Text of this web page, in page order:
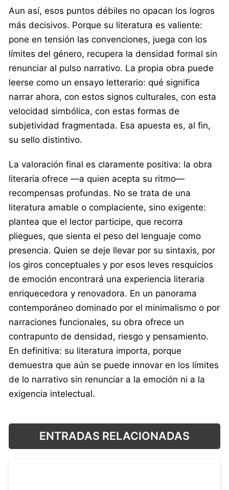
Aun así, esos puntos débiles no opacan los logros
más decisivos. Porque su literatura es valiente:
pone en tensión las convenciones, juega con los
límites del género, recupera la densidad formal sin
renunciar al pulso narrativo. La propia obra puede
leerse como un ensayo letterario: qué significa
narrar ahora, con estos signos culturales, con esta
velocidad simbólica, con estas formas de
subjetividad fragmentada. Esa apuesta es, al fin,
su sello distintivo.
La valoración final es claramente positiva: la obra
literaria ofrece —a quien acepta su ritmo—
recompensas profundas. No se trata de una
literatura amable o complaciente, sino exigente:
plantea que el lector participe, que recorra
pliegues, que sienta el peso del lenguaje como
presencia. Quien se deje llevar por su sintaxis, por
los giros conceptuales y por esos leves resquicios
de emoción encontrará una experiencia literaria
enriquecedora y renovadora. En un panorama
contemporáneo dominado por el minimalismo o por
narraciones funcionales, su obra ofrece un
contrapunto de densidad, riesgo y pensamiento.
En definitiva: su literatura importa, porque
demuestra que aún se puede innovar en los límites
de lo narrativo sin renunciar a la emoción ni a la
exigencia intelectual.
ENTRADAS RELACIONADAS